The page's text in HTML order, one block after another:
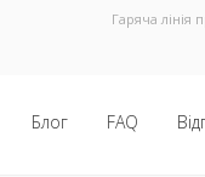
Гаряча лінія
Блог FAQ